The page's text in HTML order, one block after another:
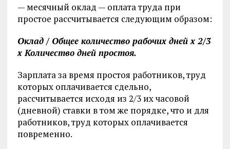
— месячный оклад — оплата труда при
простое рассчитывается следующим образом:
Оклад / Общее количество рабочих дней x 2/3
x Количество дней простоя.
Зарплата за время простоя работников, труд
которых оплачивается сдельно,
рассчитывается исходя из 2/3 их часовой
(дневной) ставки в том же порядке, что и для
работников, труд которых оплачивается
повременно.